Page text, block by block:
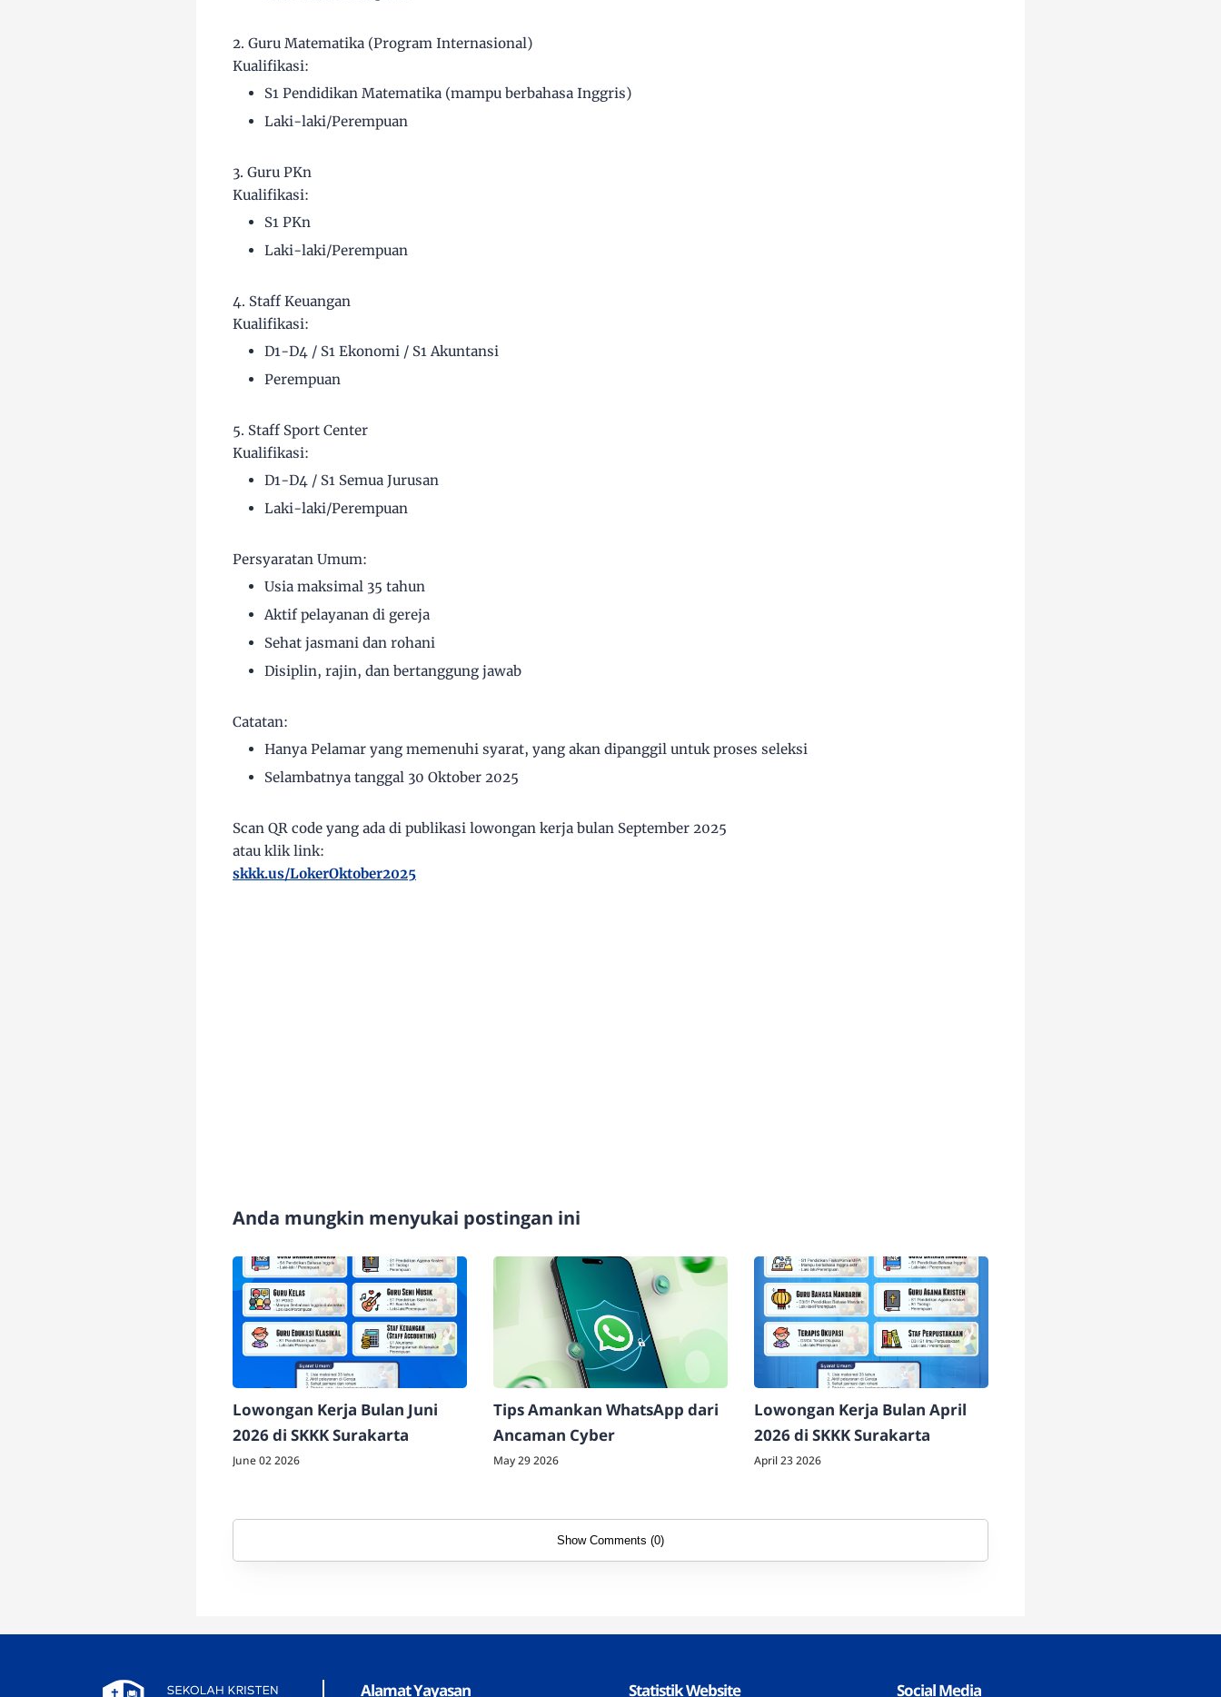
2. Guru Matematika (Program Internasional)
Kualifikasi:
S1 Pendidikan Matematika (mampu berbahasa Inggris)
Laki-laki/Perempuan
3. Guru PKn
Kualifikasi:
S1 PKn
Laki-laki/Perempuan
4. Staff Keuangan
Kualifikasi:
D1-D4 / S1 Ekonomi / S1 Akuntansi
Perempuan
5. Staff Sport Center
Kualifikasi:
D1-D4 / S1 Semua Jurusan
Laki-laki/Perempuan
Persyaratan Umum:
Usia maksimal 35 tahun
Aktif pelayanan di gereja
Sehat jasmani dan rohani
Disiplin, rajin, dan bertanggung jawab
Catatan:
Hanya Pelamar yang memenuhi syarat, yang akan dipanggil untuk proses seleksi
Selambatnya tanggal 30 Oktober 2025
Scan QR code yang ada di publikasi lowongan kerja bulan September 2025
atau klik link:
skkk.us/LokerOktober2025
Anda mungkin menyukai postingan ini
Lowongan Kerja Bulan Juni
2026 di SKKK Surakarta
June 02 2026
Tips Amankan WhatsApp dari
Ancaman Cyber
May 29 2026
Lowongan Kerja Bulan April
2026 di SKKK Surakarta
April 23 2026
Show Comments (0)
Alamat Yayasan Statistik Website Social Media